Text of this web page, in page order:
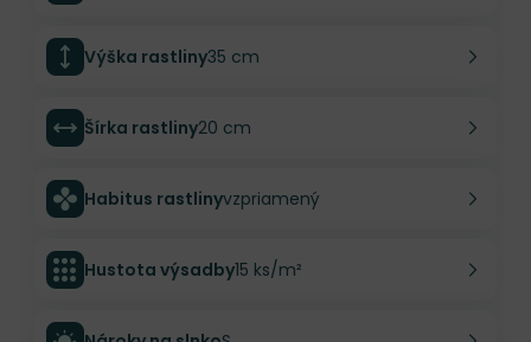
Výška rastliny35 cm
Šírka rastliny20 cm
Habitus rastlinyvzpriamený
Hustota výsadby15 ks/m²